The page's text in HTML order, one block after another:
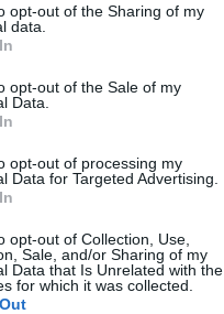
opt-out of the Sharing of my
data.
opt-out of the Sale of my
Data.
opt-out of processing my
Data for Targeted Advertising.
opt-out of Collection, Use,
Sale, and/or Sharing of my
Data that Is Unrelated with the
for which it was collected.